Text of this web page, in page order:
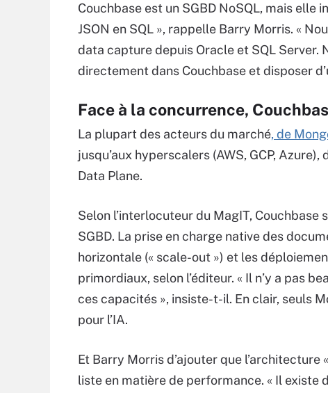
Couchbase est un SGBD NoSQL, mais
JSON en SQL », rappelle Barry Morris. «
data capture depuis Oracle et SQL Server.
directement dans Couchbase et disposer
Face à la concurrence,
La plupart des acteurs du marché, de
jusqu’aux hyperscalers (AWS, GCP,
Data Plane.
Selon l’interlocuteur du MagIT,
SGBD. La prise en charge native des
horizontale (« scale-out ») et les
primordiaux, selon l’éditeur. « Il n’y a pas
ces capacités », insiste-t-il. En clair, seuls
pour l’IA.
Et Barry Morris d’ajouter que
liste en matière de performance. « Il